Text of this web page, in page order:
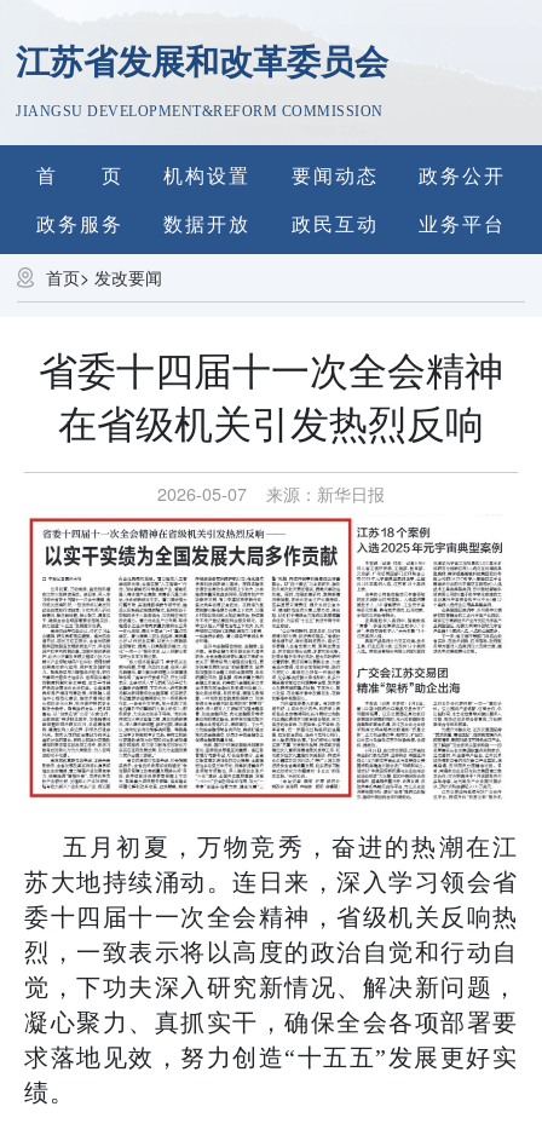
江苏省发展和改革委员会
JIANGSU DEVELOPMENT&REFORM COMMISSION
首 页 机构设置 要闻动态
政务公开
政务服务
数据开放 政民互动 业务平台
首页>发改要闻
省委十四届十一次全会精神
在省级机关引发热烈反响
2026-05-07 来源： 新华日报
五月初夏，万物竞秀，奋进的热潮在江
苏大地持续涌动。连日来，深入学习领会省
委十四届十一次全会精神，省级机关反响热
烈，一致表示将以高度的政治自觉和行动自
觉，下功夫深入研究新情况、解决新问题，
凝心聚力、真抓实干，确保全会各项部署要
求落地见效，努力创造“十五五”发展更好实
绩。